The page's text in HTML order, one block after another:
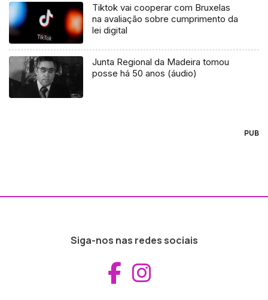
Tiktok vai cooperar com Bruxelas
na avaliação sobre cumprimento da
lei digital
Junta Regional da Madeira tomou
posse há 50 anos (áudio)
PUB
Siga-nos nas redes sociais
Aceder ao